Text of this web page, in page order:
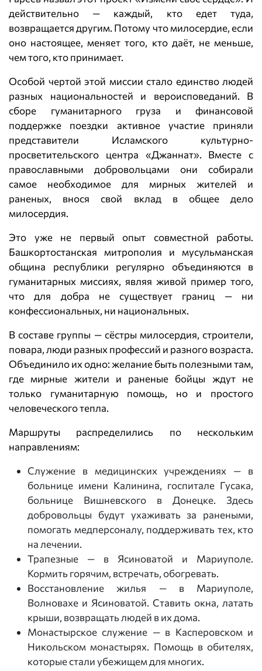
действительно — каждый, кто едет туда,
возвращается другим. Потому что милосердие, если
оно настоящее, меняет того, кто даёт, не меньше,
чем того, кто принимает.
Особой чертой этой миссии стало единство людей
разных национальностей и вероисповеданий. В
сборе гуманитарного груза и финансовой
поддержке поездки активное участие приняли
представители Исламского культурно-
просветительского центра «Джаннат». Вместе с
православными добровольцами они собирали
самое необходимое для мирных жителей и
раненых, внося свой вклад в общее дело
милосердия.
Это уже не первый опыт совместной работы.
Башкортостанская митрополия и мусульманская
община республики регулярно объединяются в
гуманитарных миссиях, являя живой пример того,
что для добра не существует границ — ни
конфессиональных, ни национальных.
В составе группы — сёстры милосердия, строители,
повара, люди разных профессий и разного возраста.
Объединило их одно: желание быть полезными там,
где мирные жители и раненые бойцы ждут не
только гуманитарную помощь, но и простого
человеческого тепла.
Маршруты распределились по нескольким
направлениям:
Служение в медицинских учреждениях — в
больнице имени Калинина, госпитале Гусака,
больнице Вишневского в Донецке. Здесь
добровольцы будут ухаживать за ранеными,
помогать медперсоналу, поддерживать тех, кто
на лечении.
Трапезные — в Ясиноватой и Мариуполе.
Кормить горячим, встречать, обогревать.
Восстановление жилья — в Мариуполе,
Волновахе и Ясиноватой. Ставить окна, латать
крыши, возвращать людей в их дома.
Монастырское служение — в Касперовском и
Никольском монастырях. Помощь в обителях,
которые стали убежищем для многих.